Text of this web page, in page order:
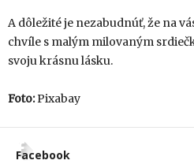
A dôležité je nezabudnúť, že na
chvíle s malým milovaným
svoju krásnu lásku.
Foto:Pixabay
Facebook